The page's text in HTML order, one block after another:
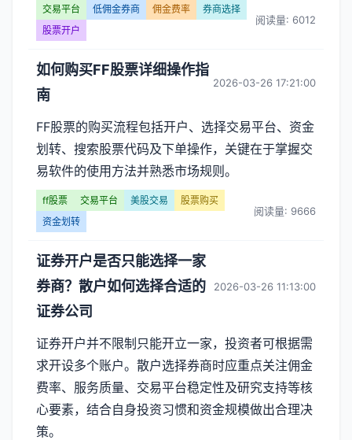
交易平台 低佣金券商 佣金费率
券商选择
股票开户
阅读量: 6012
如何购买FF股票详细操作指
南
2026-03-26 17:21:00
FF股票的购买流程包括开户、选择交易平台、资金
划转、搜索股票代码及下单操作，关键在于掌握交
易软件的使用方法并熟悉市场规则。
ff股票 交易平台 美股交易
股票购买
资金划转
阅读量: 9666
证券开户是否只能选择一家
券商？散户如何选择合适的
证券公司
2026-03-26 11:13:00
证券开户并不限制只能开立一家，投资者可根据需
求开设多个账户。散户选择券商时应重点关注佣金
费率、服务质量、交易平台稳定性及研究支持等核
心要素，结合自身投资习惯和资金规模做出合理决
策。